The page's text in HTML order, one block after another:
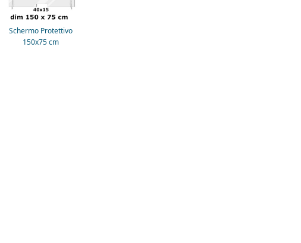
Schermo Protettivo
150x75 cm